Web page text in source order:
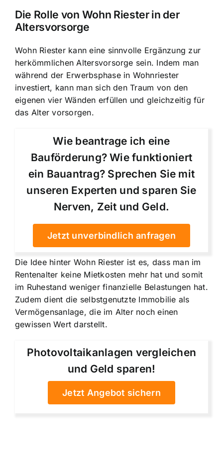
Die Rolle von Wohn Riester in der
Altersvorsorge
Wohn Riester kann eine sinnvolle Ergänzung zur
herkömmlichen Altersvorsorge sein. Indem man
während der Erwerbsphase in Wohnriester
investiert, kann man sich den Traum von den
eigenen vier Wänden erfüllen und gleichzeitig für
das Alter vorsorgen.
Wie beantrage ich eine
Bauförderung? Wie funktioniert
ein Bauantrag? Sprechen Sie mit
unseren Experten und sparen Sie
Nerven, Zeit und Geld.
Jetzt unverbindlich anfragen
Die Idee hinter Wohn Riester ist es, dass man im
Rentenalter keine Mietkosten mehr hat und somit
im Ruhestand weniger finanzielle Belastungen hat.
Zudem dient die selbstgenutzte Immobilie als
Vermögensanlage, die im Alter noch einen
gewissen Wert darstellt.
Photovoltaikanlagen vergleichen
und Geld sparen!
Jetzt Angebot sichern